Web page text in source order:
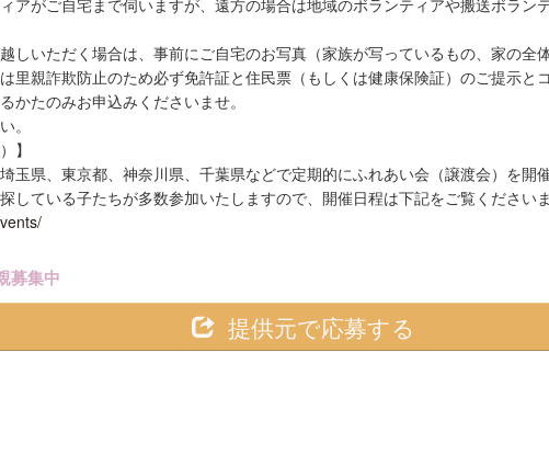
しいただく場合は、事前にご自宅のお写真（家族が写っているもの、家の全
里親詐欺防止のため必ず免許証と住民票（もしくは健康保険証）のご提示と
かたのみお申込みくださいませ。
。
】
玉県、東京都、神奈川県、千葉県などで定期的にふれあい会（譲渡会）を開
している子たちが多数参加いたしますので、開催日程は下記をご覧ください
募集中
提供元で応募する